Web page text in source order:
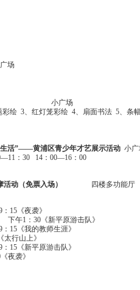
场
小广场
彩绘 3、红灯笼彩绘 4、扇面书法 5、条
生活”――黄浦区青少年才艺展示活动 小广
—11 ： 30 14 ： 00—16 ： 00
动（免票入场） 四楼多功能厅
： 15 《夜袭》
下午1 ： 30 《新平原游击队》
： 15 《我的教师生涯》
《太行山上》
： 15 《新平原游击队》
《夜袭》